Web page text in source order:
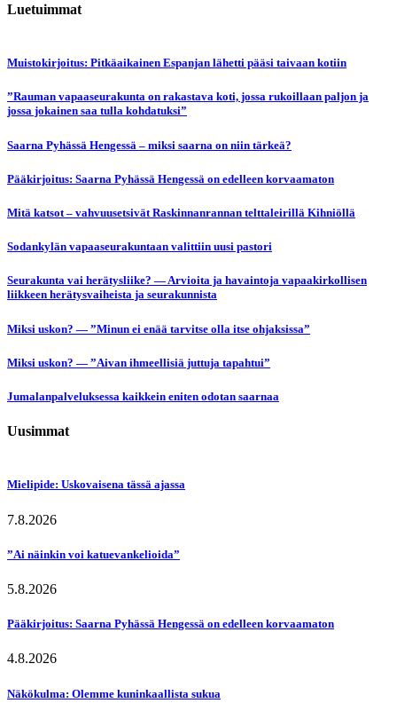
Luetuimmat
Muistokirjoitus: Pitkäaikainen Espanjan lähetti pääsi taivaan kotiin
”Rauman vapaaseurakunta on rakastava koti, jossa rukoillaan paljon ja
jossa jokainen saa tulla kohdatuksi”
Saarna Pyhässä Hengessä – miksi saarna on niin tärkeä?
Pääkirjoitus: Saarna Pyhässä Hengessä on edelleen korvaamaton
Mitä katsot – vahvuusetsivät Raskinnanrannan telttaleirillä Kihniöllä
Sodankylän vapaaseurakuntaan valittiin uusi pastori
Seurakunta vai herätysliike? — Arvioita ja havaintoja vapaakirkollisen
liikkeen herätysvaiheista ja seurakunnista
Miksi uskon? — ”Minun ei enää tarvitse olla itse ohjaksissa”
Miksi uskon? — ”Aivan ihmeellisiä juttuja tapahtui”
Jumalanpalveluksessa kaikkein eniten odotan saarnaa
Uusimmat
Mielipide: Uskovaisena tässä ajassa
7.8.2026
”Ai näinkin voi katuevankelioida”
5.8.2026
Pääkirjoitus: Saarna Pyhässä Hengessä on edelleen korvaamaton
4.8.2026
Näkökulma: Olemme kuninkaallista sukua